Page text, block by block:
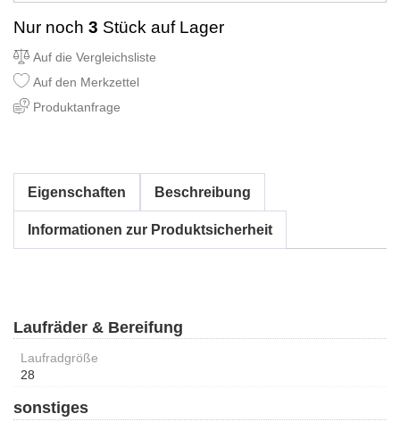
Nur noch 3 Stück auf Lager
Auf die Vergleichsliste
Auf den Merkzettel
Produktanfrage
Eigenschaften Beschreibung
Informationen zur Produktsicherheit
Laufräder & Bereifung
Laufradgröße
28
sonstiges